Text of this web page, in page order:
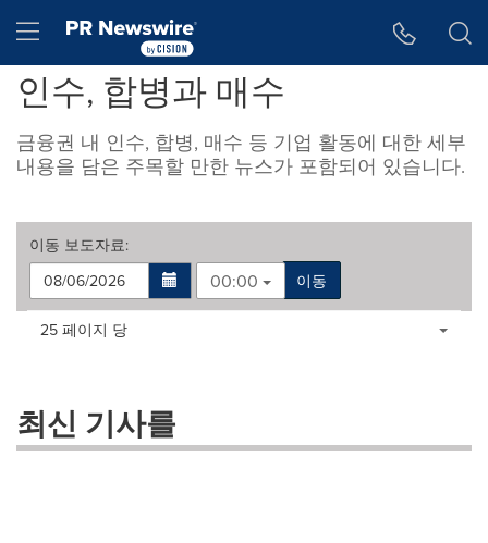
Hamburger menu
인수, 합병과 매수
금융권 내 인수, 합병, 매수 등 기업 활동에 대한 세부
내용을 담은 주목할 만한 뉴스가 포함되어 있습니다.
이동 보도자료:
00:00
이동
Making
these
dropdown
will
Items per page:
25 페이지 당
최신 기사를